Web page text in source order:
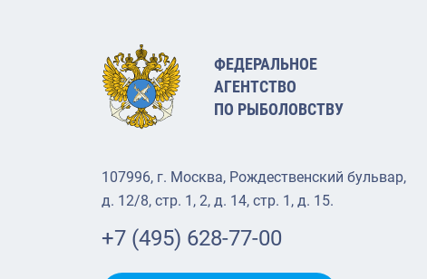
ФЕДЕРАЛЬНОЕ
АГЕНТСТВО
ПО РЫБОЛОВСТВУ
107996, г. Москва, Рождественский бульвар,
д. 12/8, стр. 1, 2, д. 14, стр. 1, д. 15.
+7 (495) 628-77-00